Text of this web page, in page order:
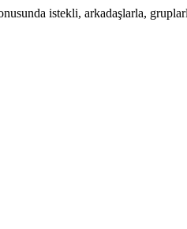
istekli, arkadaşlarla,